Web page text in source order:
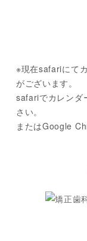
※現在safariにて
がございます。
safariでカレンダ
さい。
またはGoogle